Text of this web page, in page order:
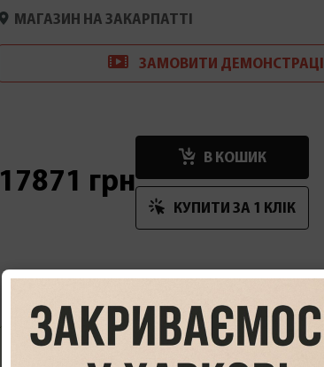
МАГАЗИН НА ЗАКАРПАТТІ
ЗАМОВИТИ ДЕМОНСТРАЦІ
17871 грн
В КОШИК
КУПИТИ ЗА 1 КЛIК